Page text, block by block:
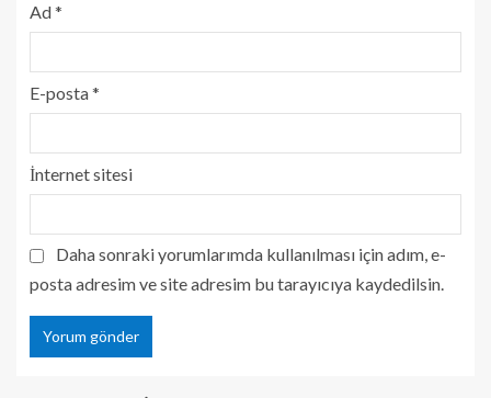
Ad*
E-posta*
İnternet sitesi
Daha sonraki yorumlarımda kullanılması için adım, e-
posta adresim ve site adresim bu tarayıcıya kaydedilsin.